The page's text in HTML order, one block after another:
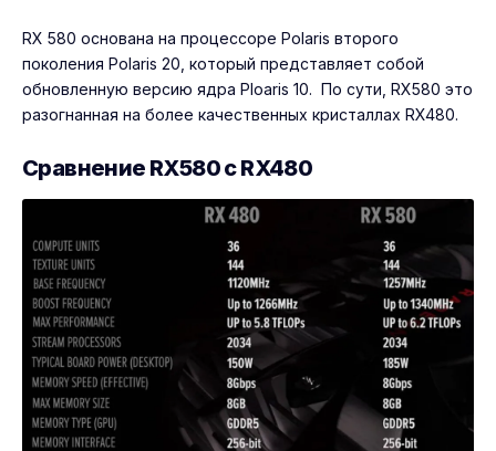
RX 580 основана на процессоре Polaris второго
поколения Polaris 20, который представляет собой
обновленную версию ядра Ploaris 10. По сути, RX580 это
разогнанная на более качественных кристаллах RX480.
Сравнение RX580 с RX480